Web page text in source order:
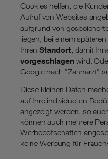
Cookies helfen, die
Aufruf von Websites
aufgrund von
liegen, bei einem
Ihren Standort, damit
vorgeschlagen wird.
Google nach "Zahnarzt"
Diese kleinen Daten
auf Ihre individuellen
angezeigt werden, so
können auch mehrere
Werbebotschaften
keine Werbung für